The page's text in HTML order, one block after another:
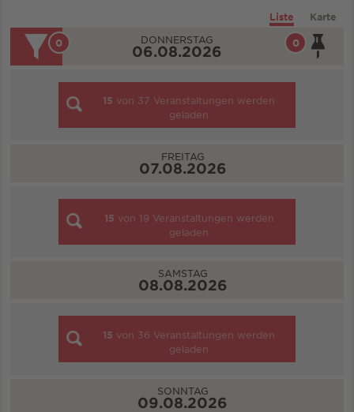
Liste Karte
0
0 DONNERSTAG
06.08.2026
15 von 37 Veranstaltungen werden
geladen
FREITAG
07.08.2026
15 von 19 Veranstaltungen werden
geladen
SAMSTAG
08.08.2026
15 von 36 Veranstaltungen werden
geladen
SONNTAG
09.08.2026